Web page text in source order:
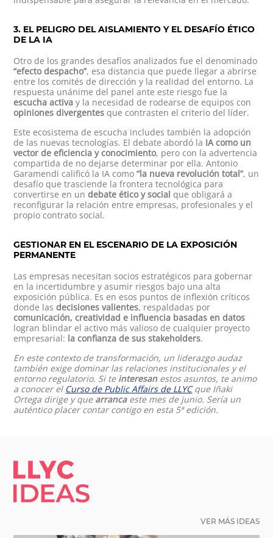
3. EL PELIGRO DEL AISLAMIENTO Y EL DESAFÍO ÉTICO
DE LA IA
Otro de los grandes desafíos analizados fue el denominado
“efecto despacho”, esa distancia que puede llegar a abrirse
entre los comités de dirección y la realidad del entorno. La
respuesta unánime del panel ante este riesgo fue la
escucha activa y la necesidad de rodearse de equipos con
opiniones divergentes que contrasten el criterio del líder.
Este ecosistema de escucha includes también la adopción
de las nuevas tecnologías. El debate abordó la IA como un
vector de eficiencia y conocimiento, pero con la advertencia
compartida de no dejarse determinar por ella. Antonio
Garamendi calificó la IA como“la nueva revolución total”, un
desafío que trasciende la frontera tecnológica para
convertirse en undebate ético y social que obligará a
reconfigurar la relación entre empresas, profesionales y el
propio contrato social.
GESTIONAR EN EL ESCENARIO DE LA EXPOSICIÓN
PERMANENTE
Las empresas necesitan socios estratégicos para gobernar
en la incertidumbre y asumir riesgos bajo una alta
exposición pública. Es en esos puntos de inflexión críticos
donde lasdecisiones valientes, respaldadas por
comunicación, creatividad e influencia basadas en datos
logran blindar el activo más valioso de cualquier proyecto
empresarial: la confianza de sus stakeholders.
En este contexto de transformación, un liderazgo audaz
también exige dominar las relaciones institucionales y el
entorno regulatorio. Si te interesanestos asuntos, te animo
a conocer el Curso de Public Affairs de LLYCque Iñaki
Ortega dirige y que arrancaeste mes de junio. Sería un
auténtico placer contar contigo en esta 5ª edición.
LLYC IDEAS.
VER MÁS IDEAS